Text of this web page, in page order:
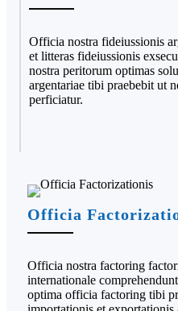
Officia nostra fideiussionis
et litteras fideiussionis
nostra peritorum optimas
argentariae tibi praebebit ut
perficiatur.
Officia
Officia nostra factoring
internationale
optima officia factoring tibi